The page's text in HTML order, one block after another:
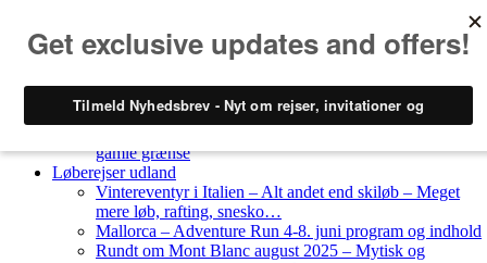
Løberejser Danmark
gamle grænse
Løberejser udland
Vintereventyr i Italien – Alt andet end skiløb – Meget
mere løb, rafting, snesko…
Mallorca – Adventure Run 4-8. juni program og indhold
Rundt om Mont Blanc august 2025 – Mytisk og